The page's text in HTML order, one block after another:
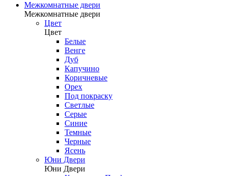
Межкомнатные двери
Межкомнатные двери
Цвет
Цвет
Белые
Венге
Дуб
Капучино
Коричневые
Орех
Под покраску
Светлые
Серые
Синие
Темные
Черные
Ясень
Юни Двери
Юни Двери